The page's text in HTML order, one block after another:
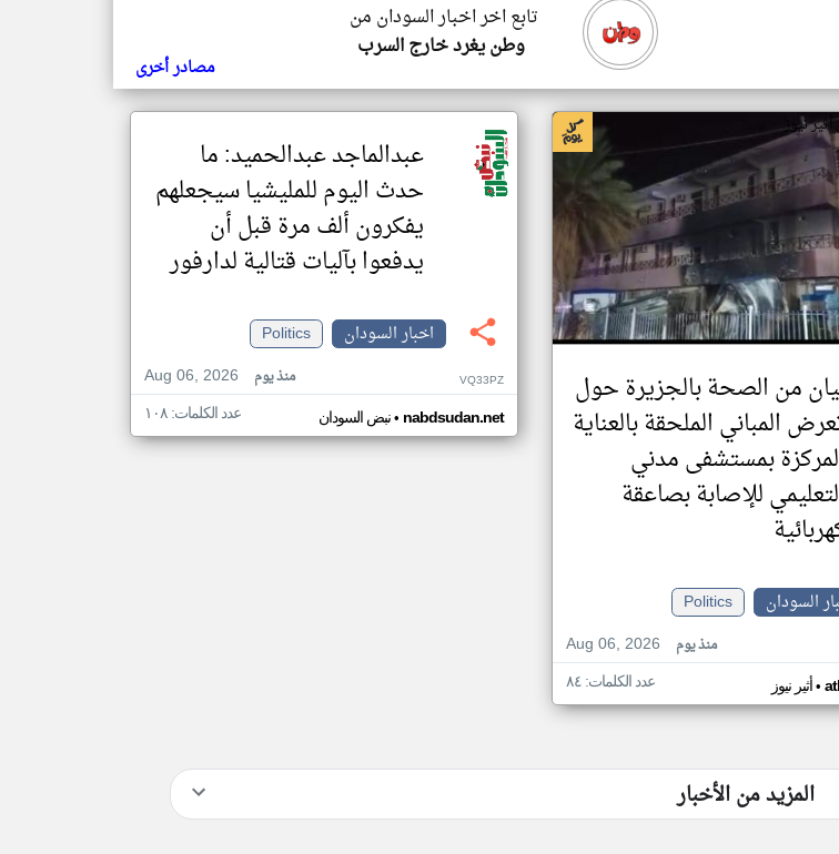
تابع اخر اخبار السودان من
وطن يغرد خارج السرب
مصادر أخرى
أثير نيوز
من الصحة بالجزيرة حول
المباني الملحقة بالعناية
بمستشفى مدني
للإصابة بصاعقة
السودان
Politics
Aug 06, 2026
منذ يوم
أثير نيوز• عدد الكلمات: ٨٤
عبدالماجد عبدالحميد: ما
حدث اليوم للمليشيا سيجعلهم
يفكرون ألف مرة قبل أن
يدفعوا بآليات قتالية لدارفور
اخبار السودان
Politics
Aug 06, 2026
منذ يوم VQ33PZ
نبض السودان• nabdsudan.net عدد الكلمات: ١٠٨
المزيد من الأخبار